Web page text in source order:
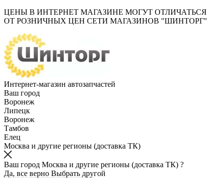
ЦЕНЫ В ИНТЕРНЕТ МАГАЗИНЕ МОГУТ ОТЛИЧАТЬСЯ
ОТ РОЗНИЧНЫХ ЦЕН СЕТИ МАГАЗИНОВ "ШИНТОРГ"
Интернет-магазин автозапчастей
Ваш город
Воронеж
Липецк
Воронеж
Тамбов
Елец
Москва и другие регионы (доставка ТК)
Ваш город Москва и другие регионы (доставка ТК) ?
Да, все верно Выбрать другой